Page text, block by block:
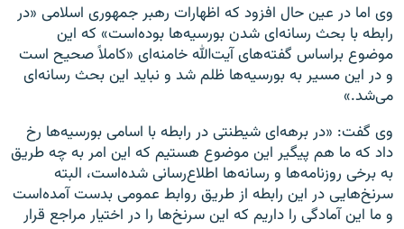
وی اما در عین حال افزود که اظهارات رهبر جمهوری اسلامی «در
رابطه با بحث رسانه‌ای شدن بورسیه‌ها بوده‌است» که این
موضوع براساس گفته‌های آیت‌الله خامنه‌ای «کاملاً صحیح است
و در این مسیر به بورسیه‌ها ظلم شد و نباید این بحث رسانه‌ای
می‌شد.»
وی گفت: «در برهه‌ای شیطنتی در رابطه با اسامی بورسیه‌ها رخ
داد که ما هم پیگیر این موضوع هستیم که این امر به چه طریق
به برخی روزنامه‌ها و رسانه‌ها اطلاع‌رسانی شده‌است، البته
سرنخ‌هایی در این رابطه از طریق روابط عمومی بدست آمده‌است
و ما این آمادگی را داریم که این سرنخ‌ها را در اختیار مراجع قرار